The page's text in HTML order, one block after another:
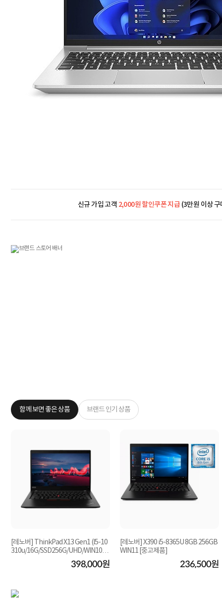
신규 가입 고객 2,000원 할인쿠폰 지급(3만원 이상 구
함께 보면 좋은 상품 브랜드 인기 상품
[레노버] ThinkPad X13 Gen1 (I5-10
310u/16G/SSD256G/UHD/WIN10)
398,000원
[레노버] X390 i5-8365U 8GB 256GB
WIN11 [중고제품]
236,500원